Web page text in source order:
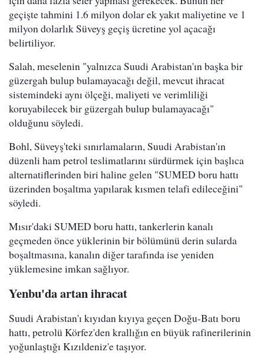
geçişte tahmini 1.6 milyon dolar ek yakıt maliyetine ve 1
milyon dolarlık Süveyş geçiş ücretine yol açacağı
belirtiliyor.
Salah, meselenin "yalnızca Suudi Arabistan'ın başka bir
güzergah bulup bulamayacağı değil, mevcut ihracat
sistemindeki aynı ölçeği, maliyeti ve verimliliği
koruyabilecek bir güzergah bulup bulamayacağı"
olduğunu söyledi.
Bohl, Süveyş'teki sınırlamaların, Suudi Arabistan'ın
düzenli ham petrol teslimatlarını sürdürmek için başlıca
alternatiflerinden biri haline gelen "SUMED boru hattı
üzerinden boşaltma yapılarak kısmen telafi edileceğini"
söyledi.
Mısır'daki SUMED boru hattı, tankerlerin kanalı
geçmeden önce yüklerinin bir bölümünü derin sularda
boşaltmasına, kanalın diğer tarafında ise yeniden
yüklemesine imkan sağlıyor.
Yenbu'da artan ihracat
Suudi Arabistan'ı kıyıdan kıyıya geçen Doğu-Batı boru
hattı, petrolü Körfez'den krallığın en büyük rafinerilerinin
yoğunlaştığı Kızıldeniz'e taşıyor.